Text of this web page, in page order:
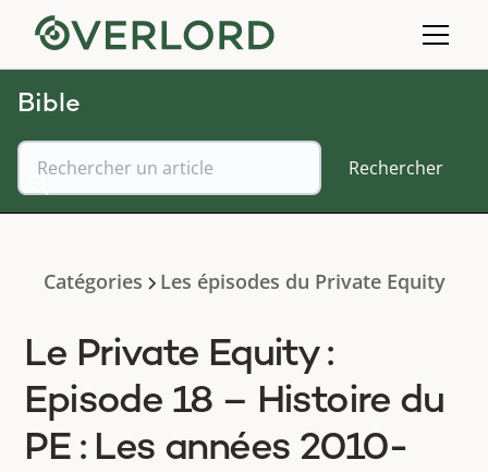
Bible
Catégories Les épisodes du Private Equity
Le Private Equity :
Episode 18 – Histoire du
PE : Les années 2010-